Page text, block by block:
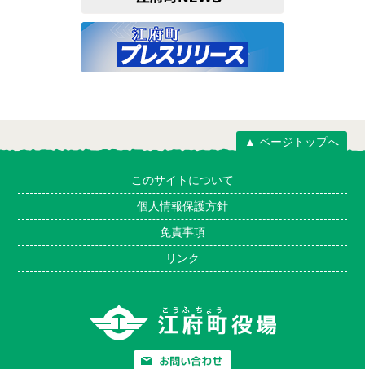
▲ ページトップへ
このサイトについて
個人情報保護方針
免責事項
リンク